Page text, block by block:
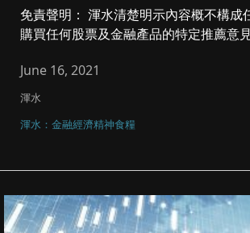
免責聲明： 渾水清楚明示內容概不構成
購買任何股票及金融產品的特定推薦意
June 16, 2021
渾水
渾水：金融經濟精神食糧